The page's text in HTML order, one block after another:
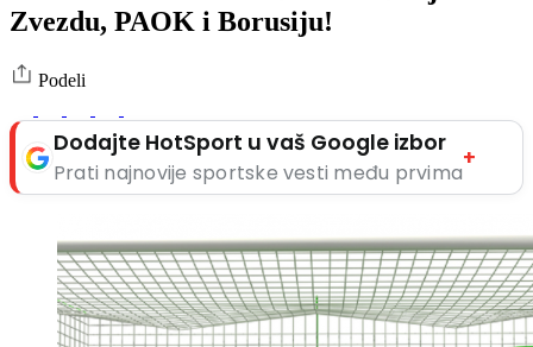
Zvezdu, PAOK i Borusiju!
Podeli
Dodajte HotSport u vaš Google izbor
Prati najnovije sportske vesti među prvima
+